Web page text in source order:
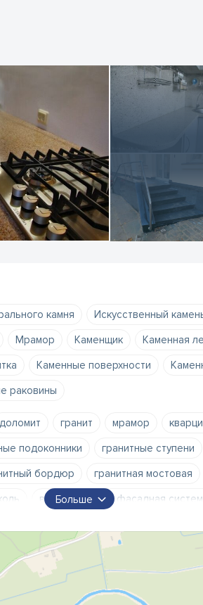
– это принять всю красоту
материала необходимо
виды обработки, размеры и т.д.). Мы
ценам. К каждому нашему
все пожелания клиента.
камня
Искусственный
Мрамор Kаменщик
Каменная
Каменные поверхности
раковины
доломит гранит мрамор
подоконники гранитные ступени
бордюр гранитная мостовая
вентилируемая фасадная
искусственный камень
Больше